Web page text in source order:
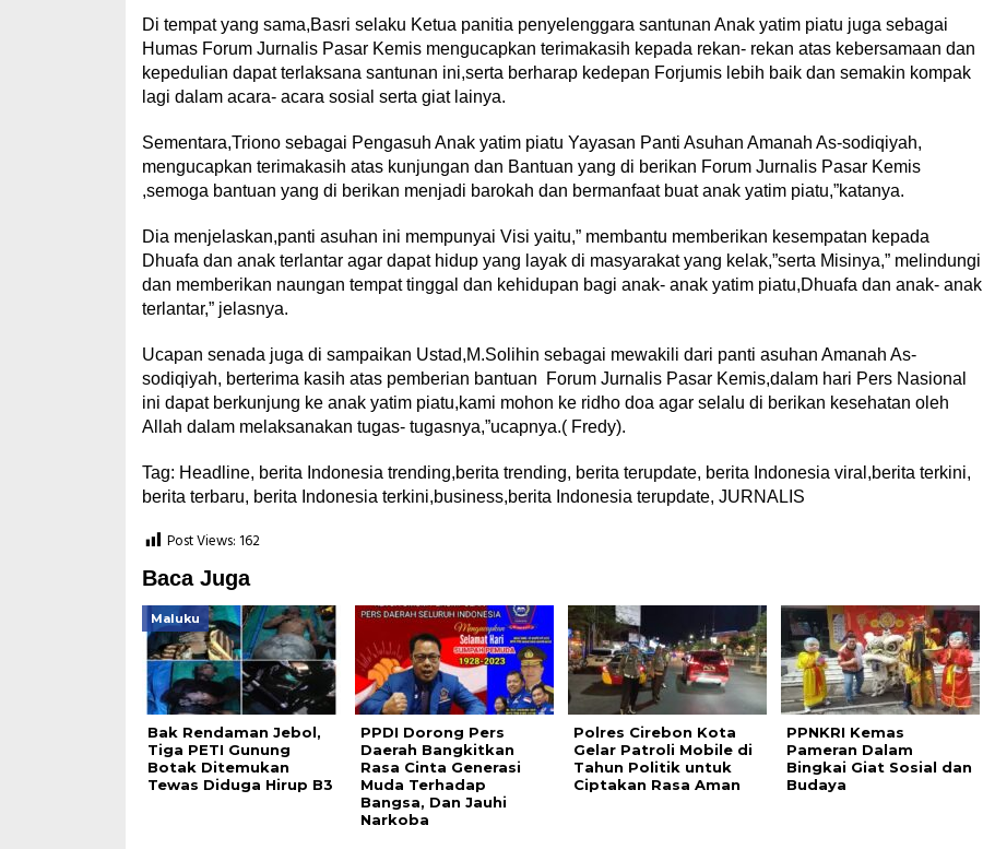
Di tempat yang sama,Basri selaku Ketua panitia penyelenggara santunan Anak yatim piatu juga sebagai
Humas Forum Jurnalis Pasar Kemis mengucapkan terimakasih kepada rekan- rekan atas kebersamaan dan
kepedulian dapat terlaksana santunan ini,serta berharap kedepan Forjumis lebih baik dan semakin kompak
lagi dalam acara- acara sosial serta giat lainya.
Sementara,Triono sebagai Pengasuh Anak yatim piatu Yayasan Panti Asuhan Amanah As-sodiqiyah,
mengucapkan terimakasih atas kunjungan dan Bantuan yang di berikan Forum Jurnalis Pasar Kemis
,semoga bantuan yang di berikan menjadi barokah dan bermanfaat buat anak yatim piatu,”katanya.
Dia menjelaskan,panti asuhan ini mempunyai Visi yaitu,” membantu memberikan kesempatan kepada
Dhuafa dan anak terlantar agar dapat hidup yang layak di masyarakat yang kelak,”serta Misinya,” melindungi
dan memberikan naungan tempat tinggal dan kehidupan bagi anak- anak yatim piatu,Dhuafa dan anak- anak
terlantar,” jelasnya.
Ucapan senada juga di sampaikan Ustad,M.Solihin sebagai mewakili dari panti asuhan Amanah As-
sodiqiyah, berterima kasih atas pemberian bantuan Forum Jurnalis Pasar Kemis,dalam hari Pers Nasional
ini dapat berkunjung ke anak yatim piatu,kami mohon ke ridho doa agar selalu di berikan kesehatan oleh
Allah dalam melaksanakan tugas- tugasnya,”ucapnya.( Fredy).
Tag: Headline, berita Indonesia trending,berita trending, berita terupdate, berita Indonesia viral,berita terkini,
berita terbaru, berita Indonesia terkini,business,berita Indonesia terupdate, JURNALIS
Post Views: 162
Baca Juga
Maluku
Bak Rendaman Jebol,
Tiga PETI Gunung
Botak Ditemukan
Tewas Diduga Hirup B3
PPDI Dorong Pers
Daerah Bangkitkan
Rasa Cinta Generasi
Muda Terhadap
Bangsa, Dan Jauhi
Narkoba
Polres Cirebon Kota
Gelar Patroli Mobile di
Tahun Politik untuk
Ciptakan Rasa Aman
PPNKRI Kemas
Pameran Dalam
Bingkai Giat Sosial dan
Budaya